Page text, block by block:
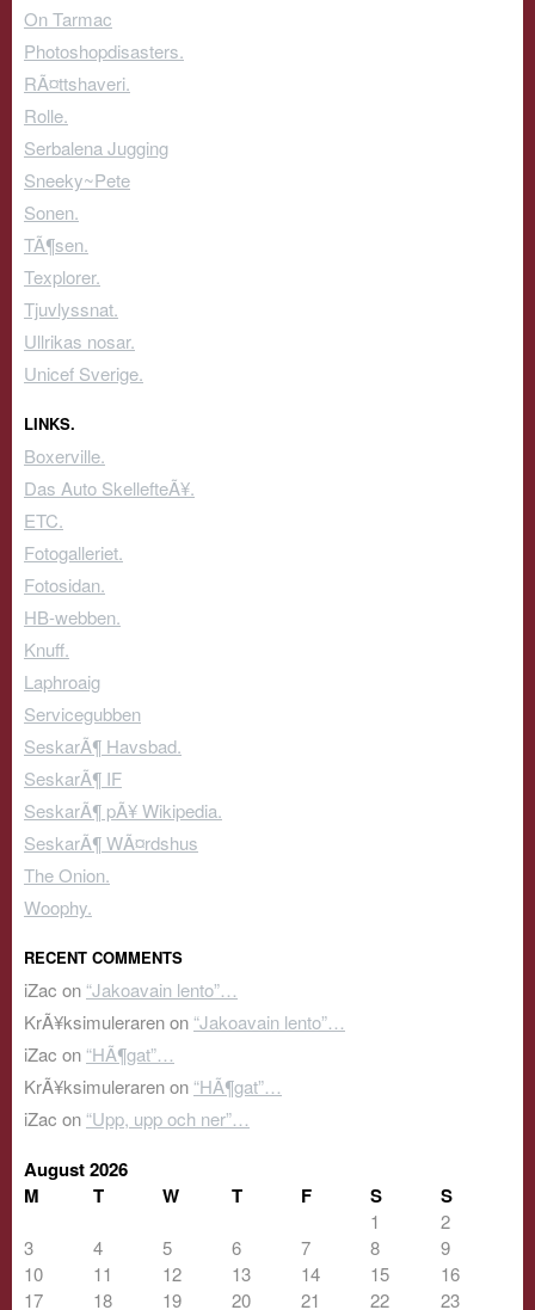
On Tarmac
Photoshopdisasters.
RÃ¤ttshaveri.
Rolle.
Serbalena Jugging
Sneeky~Pete
Sonen.
TÃ¶sen.
Texplorer.
Tjuvlyssnat.
Ullrikas nosar.
Unicef Sverige.
LINKS.
Boxerville.
Das Auto SkellefteÃ¥.
ETC.
Fotogalleriet.
Fotosidan.
HB-webben.
Knuff.
Laphroaig
Servicegubben
SeskarÃ¶ Havsbad.
SeskarÃ¶ IF
SeskarÃ¶ pÃ¥ Wikipedia.
SeskarÃ¶ WÃ¤rdshus
The Onion.
Woophy.
RECENT COMMENTS
iZac on “Jakoavain lento”…
KrÃ¥ksimulerarenon “Jakoavain lento”…
iZac on “HÃ¶gat”…
KrÃ¥ksimulerarenon “HÃ¶gat”…
iZac on “Upp, upp och ner”…
August 2026
M
T W T F S S
1
2
3
4 5 6 7 8
9
10
11 12 13 14 15
16
17
18 19 20 21 22 23